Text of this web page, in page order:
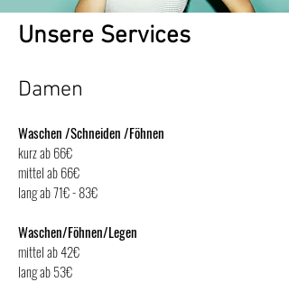
Unsere Services
Damen
Waschen /Schneiden /Föhnen
kurz ab 66€
mittel ab 66€
lang ab 71€ - 83€
Waschen/Föhnen/Legen
mittel ab 42€
lang ab 53€